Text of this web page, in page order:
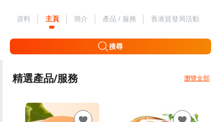
資料 主頁 簡介 產品 / 服務 香港貿發局活動
搜尋
精選產品/服務 瀏覽全部